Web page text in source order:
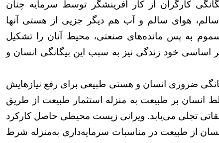
کارگران از کار آفرینشگر توسط سرمایه چنان
هوای سالم و آب هم دیگر جزیی از هستی آنها
به پس مانده‌های صنعتی، محیط آنان را تشکیل
اساسی خود زندگی نیز به سبب این بیگانگی انسان و
ضروری انسان و هستی طبیعی برای رفع نیازهایش
انسان بر طبیعت به منزله استثمار طبیعت از طریق
تجلی می‌یابد. ویرانی زیست محیطی حاصل کارکرد
از طبیعت در مناسبات سرمایه‌داری به‌منزله شرط